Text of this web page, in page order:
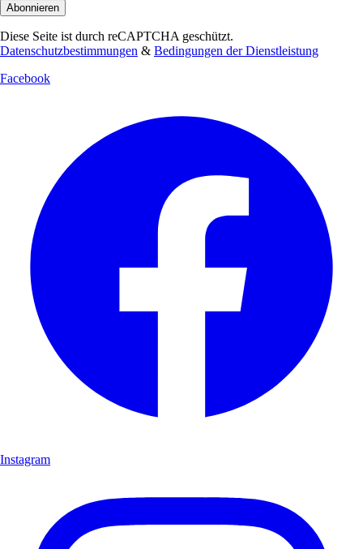
Abonnieren
Diese Seite ist durch reCAPTCHA geschützt.
Datenschutzbestimmungen & Bedingungen der Dienstleistung
Facebook
Instagram